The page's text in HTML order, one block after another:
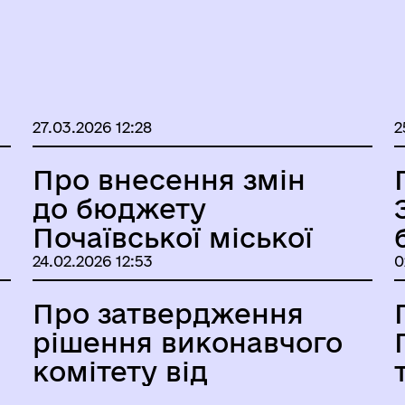
Міністрів України
27.03.2026 12:28
Про внесення змін
до бюджету
Почаївської міської
територіальної
24.02.2026 12:53
Про затвердження
рішення виконавчого
комітету від